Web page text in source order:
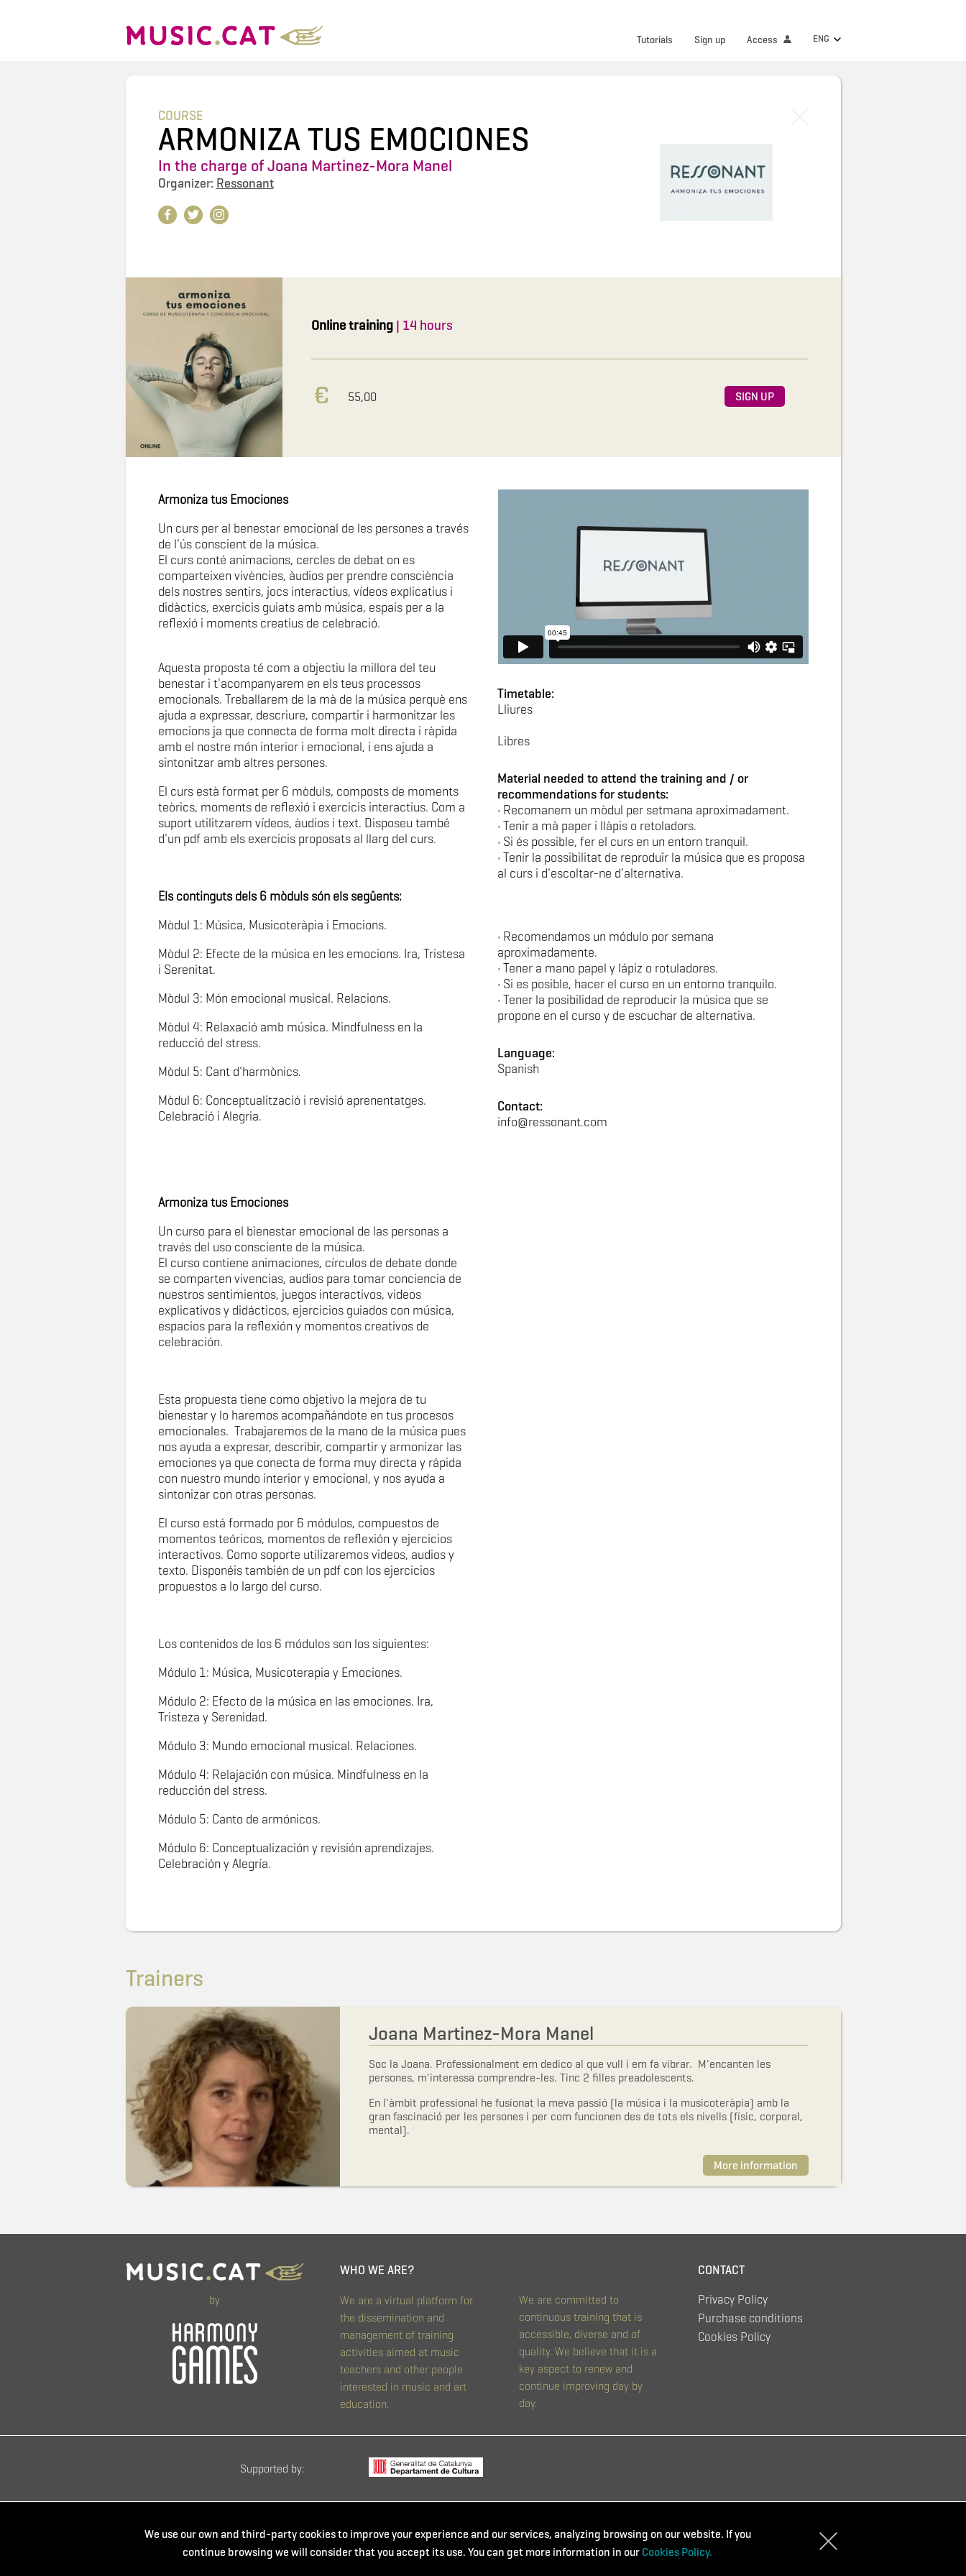
ENG
Tutorials Sign up Access
COURSE
ARMONIZA TUS EMOCIONES
In the charge ofJoana Martinez-Mora Manel
Organizer: Ressonant
Online training | 14 hours
55,00 SIGN UP
Armoniza tus Emociones
Un curs per al benestar emocional de les persones a través
de l'ús conscient de la música.
El curs conté animacions, cercles de debat on es
comparteixen vivències, àudios per prendre consciència
dels nostres sentirs, jocs interactius, vídeos explicatius i
didàctics, exercicis guiats amb música, espais per a la
reflexió i moments creatius de celebració.
Aquesta proposta té com a objectiu la millora del teu
benestar i t'acompanyarem en els teus processos
emocionals. Treballarem de la mà de la música perquè ens
ajuda a expressar, descriure, compartir i harmonitzar les
emocions ja que connecta de forma molt directa i ràpida
amb el nostre món interior i emocional, i ens ajuda a
sintonitzar amb altres persones.
El curs està format per 6 mòduls, composts de moments
teòrics, moments de reflexió i exercicis interactius. Com a
suport utilitzarem vídeos, àudios i text. Disposeu també
d'un pdf amb els exercicis proposats al llarg del curs.
Els continguts dels 6 mòduls són els següents:
Mòdul 1: Música, Musicoteràpia i Emocions.
Mòdul 2: Efecte de la música en les emocions. Ira, Tristesa
i Serenitat.
Mòdul 3: Món emocional musical. Relacions.
Mòdul 4: Relaxació amb música. Mindfulness en la
reducció del stress.
Mòdul 5: Cant d'harmònics.
Mòdul 6: Conceptualització i revisió aprenentatges.
Celebració i Alegria.
Armoniza tus Emociones
Un curso para el bienestar emocional de las personas a
través del uso consciente de la música.
El curso contiene animaciones, círculos de debate donde
se comparten vivencias, audios para tomar conciencia de
nuestros sentimientos, juegos interactivos, videos
explicativos y didácticos, ejercicios guiados con música,
espacios para la reflexión y momentos creativos de
celebración.
Esta propuesta tiene como objetivo la mejora de tu
bienestar y lo haremos acompañándote en tus procesos
emocionales. Trabajaremos de la mano de la música pues
nos ayuda a expresar, describir, compartir y armonizar las
emociones ya que conecta de forma muy directa y rápida
con nuestro mundo interior y emocional, y nos ayuda a
sintonizar con otras personas.
El curso está formado por 6 módulos, compuestos de
momentos teóricos, momentos de reflexión y ejercicios
interactivos. Como soporte utilizaremos videos, audios y
texto. Disponéis también de un pdf con los ejercicios
propuestos a lo largo del curso.
Los contenidos de los 6 módulos son los siguientes:
Módulo 1: Música, Musicoterapia y Emociones.
Módulo 2: Efecto de la música en las emociones. Ira,
Tristeza y Serenidad.
Módulo 3: Mundo emocional musical. Relaciones.
Módulo 4: Relajación con música. Mindfulness en la
reducción del stress.
Módulo 5: Canto de armónicos.
Módulo 6: Conceptualización y revisión aprendizajes.
Celebración y Alegría.
Timetable:
Lliures
Libres
Material needed to attend the training and / or
recommendations for students:
• Recomanem un mòdul per setmana aproximadament.
• Tenir a mà paper i llàpis o retoladors.
• Si és possible, fer el curs en un entorn tranquil.
• Tenir la possibilitat de reproduïr la música que es proposa
al curs i d'escoltar-ne d’alternativa.
• Recomendamos un módulo por semana
aproximadamente.
• Tener a mano papel y lápiz o rotuladores.
• Si es posible, hacer el curso en un entorno tranquilo.
• Tener la posibilidad de reproducir la música que se
propone en el curso y de escuchar de alternativa.
Language:
Spanish
Contact:
info@ressonant.com
Trainers
Joana Martinez-Mora Manel
Soc la Joana. Professionalment em dedico al que vull i em fa vibrar. M'encanten les
persones, m'interessa comprendre-les. Tinc 2 filles preadolescents.
En l'àmbit professional he fusionat la meva passió (la música i la musicoteràpia) amb la
gran fascinació per les persones i per com funcionen des de tots els nivells (físic, corporal,
mental).
M'agrada dir que soc facilitadora de procesos de canvi individuals y d'equip.
La meva metodologia de treball es nutreix d'eines com el coaching, el Treball de processos
Obsessionada en buscar noves eines que m'ajudin a millorr com a persona i com a
More information
by
WHO WE ARE?
We are a virtual platform for
the dissemination and
management of training
activities aimed at music
teachers and other people
interested in music and art
education.
We are committed to
continuous training that is
accessible, diverse and of
quality. We believe that it is a
key aspect to renew and
continue improving day by
day.
CONTACT
Privacy Policy
Purchase conditions
Cookies Policy
Supported by:
Powered by:
We use our own and third-party cookies to improve your experience and our services, analyzing browsing on our website. If you
continue browsing we will consider that you accept its use. You can get more information in our Cookies Policy.